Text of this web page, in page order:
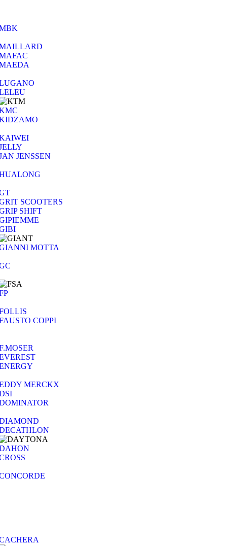
JENSSEN
SCOOTERS
SHIFT
MOTTA
COPPI
MERCKX